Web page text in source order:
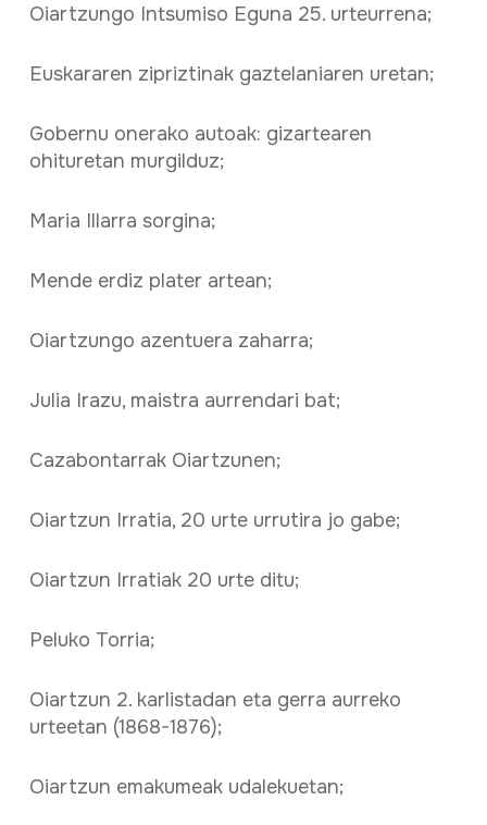
Oiartzungo Intsumiso Eguna 25. urteurrena;
Euskararen zipriztinak gaztelaniaren uretan;
Gobernu onerako autoak: gizartearen
ohituretan murgilduz;
Maria Illarra sorgina;
Mende erdiz plater artean;
Oiartzungo azentuera zaharra;
Julia Irazu, maistra aurrendari bat;
Cazabontarrak Oiartzunen;
Oiartzun Irratia, 20 urte urrutira jo gabe;
Oiartzun Irratiak 20 urte ditu;
Peluko Torria;
Oiartzun 2. karlistadan eta gerra aurreko
urteetan (1868-1876);
Oiartzun emakumeak udalekuetan;